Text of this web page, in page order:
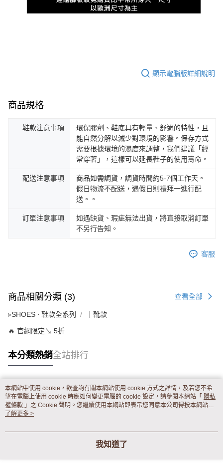
顯示電腦版詳細說明
商品規格
鞋款注意事項
環保膠劑、鞋底具有輕量、舒適的特性，且
能自然分解以減少對環境的影響。保存方式
需要根據環境的濕度來調整，我們建議「經
常穿著」，這樣可以延長鞋子的使用壽命。
配送注意事項
商品如需調貨，調貨時間約5-7個工作天。
假日物流不配送，遇假日則禮拜一進行配
送。。
訂單注意事項
如遇缺貨、瑕疵無法出貨，將直接取消訂單
不另行告知。
客服
商品相關分類 (3) 查看全部
▹SHOES ‧ 鞋款全系列 ｜靴款
🔥 官網限定↘ 5折
本分類熱銷全站排行
熱門標籤
本網站中使用 cookie，欲查詢有關本網站使用 cookie 方式之詳情，及若您不希
望在電腦上使用 cookie 時應如何變更電腦的 cookie 設定，請參閱本網站「 隱私
權條款 」之 Cookie 聲明。您繼續使用本網站即表示您同意本公司得按本網站使
用條款之 Cookie 聲明使用 cookie。
了解更多 >
我知道了